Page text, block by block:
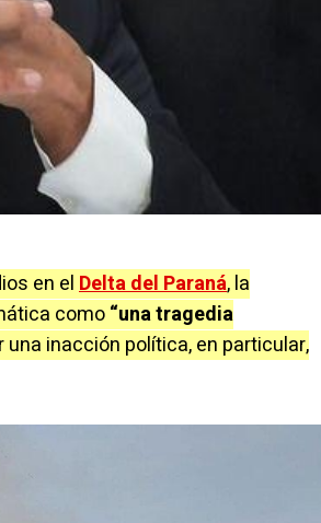
en elDelta del Paraná, la
como“una tragedia
inacción política, en particular,